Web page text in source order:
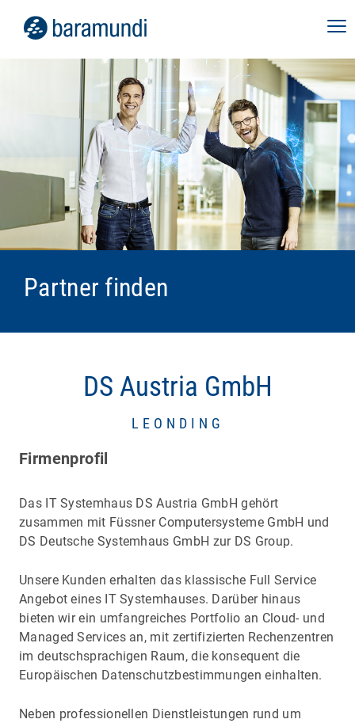
Partner finden
DS Austria GmbH
LEONDING
Firmenprofil
Das IT Systemhaus DS Austria GmbH gehört
zusammen mit Füssner Computersysteme GmbH und
DS Deutsche Systemhaus GmbH zur DS Group.
Unsere Kunden erhalten das klassische Full Service
Angebot eines IT Systemhauses. Darüber hinaus
bieten wir ein umfangreiches Portfolio an Cloud- und
Managed Services an, mit zertifizierten Rechenzentren
im deutschsprachigen Raum, die konsequent die
Europäischen Datenschutzbestimmungen einhalten.
Neben professionellen Dienstleistungen rund um